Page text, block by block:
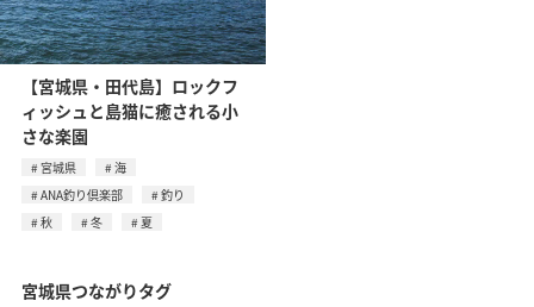
【宮城県・田代島】ロックフ
ィッシュと島猫に癒される小
さな楽園
宮城県
海
ANA釣り倶楽部
釣り
秋
冬 夏
宮城県つながりタグ